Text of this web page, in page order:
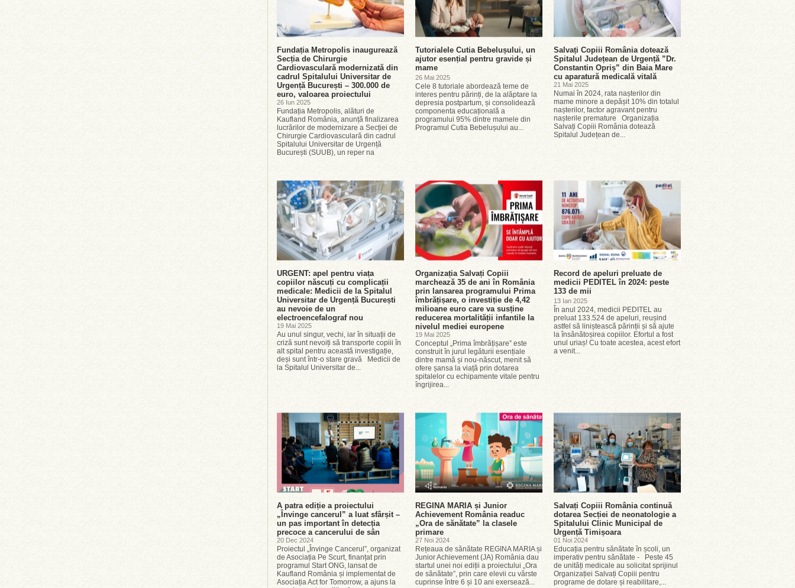
Fundația Metropolis inaugurează
Secția de Chirurgie
Cardiovasculară modernizată din
cadrul Spitalului Universitar de
Urgență București – 300.000 de
euro, valoarea proiectului
26 Iun 2025
Fundația Metropolis, alături de
Kaufland România, anunță finalizarea
lucrărilor de modernizare a Secției de
Chirurgie Cardiovasculară din cadrul
Spitalului Universitar de Urgență
București (SUUB), un reper na
Tutorialele Cutia Bebelușului, un
ajutor esențial pentru gravide și
mame
26 Mai 2025
Cele 8 tutoriale abordează teme de
interes pentru părinți, de la alăptare la
depresia postpartum, și consolidează
componenta educațională a
programului 95% dintre mamele din
Programul Cutia Bebelușului au...
Salvați Copiii România dotează
Spitalul Județean de Urgență ”Dr.
Constantin Opriș” din Baia Mare
cu aparatură medicală vitală
21 Mai 2025
Numai în 2024, rata nașterilor din
mame minore a depășit 10% din totalul
nașterilor, factor agravant pentru
nașterile premature Organizația
Salvați Copiii România dotează
Spitalul Județean de...
URGENT: apel pentru viața
copiilor născuți cu complicații
medicale: Medicii de la Spitalul
Universitar de Urgență București
au nevoie de un
electroencefalograf nou
19 Mai 2025
Au unul singur, vechi, iar în situații de
criză sunt nevoiți să transporte copiii în
alt spital pentru această investigație,
deși sunt într-o stare gravă Medicii de
la Spitalul Universitar de...
Organizația Salvați Copiii
marchează 35 de ani în România
prin lansarea programului Prima
îmbrățișare, o investiție de 4,42
milioane euro care va susține
reducerea mortalității infantile la
nivelul mediei europene
19 Mai 2025
Conceptul „Prima îmbrățișare” este
construit în jurul legăturii esențiale
dintre mamă și nou-născut, menit să
ofere șansa la viață prin dotarea
spitalelor cu echipamente vitale pentru
îngrijirea...
Record de apeluri preluate de
medicii PEDITEL în 2024: peste
133 de mii
13 Ian 2025
În anul 2024, medicii PEDITEL au
preluat 133.524 de apeluri, reușind
astfel să liniștească părinții și să ajute
la însănătoșirea copiilor. Efortul a fost
unul uriaș! Cu toate acestea, acest efort
a venit...
A patra ediție a proiectului
„Învinge cancerul” a luat sfârșit –
un pas important în detecția
precoce a cancerului de sân
20 Dec 2024
Proiectul „Învinge Cancerul”, organizat
de Asociația Pe Scurt, finanțat prin
programul Start ONG, lansat de
Kaufland România și implementat de
Asociația Act for Tomorrow, a ajuns la
REGINA MARIA și Junior
Achievement România readuc
„Ora de sănătate” la clasele
primare
27 Noi 2024
Rețeaua de sănătate REGINA MARIA și
Junior Achievement (JA) România dau
startul unei noi ediții a proiectului „Ora
de sănătate”, prin care elevii cu vârste
cuprinse între 6 și 10 ani exersează...
Salvați Copiii România continuă
dotarea Secției de neonatologie a
Spitalului Clinic Municipal de
Urgență Timișoara
01 Noi 2024
Educația pentru sănătate în școli, un
imperativ pentru sănătate - Peste 45
de unități medicale au solicitat sprijinul
Organizației Salvați Copiii pentru
programe de dotare și reabilitare,...